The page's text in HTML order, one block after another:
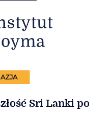
Sri Lanki po